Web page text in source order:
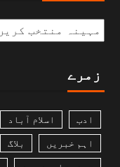
زمرے
ادب اسلام آباد
اہم خبریں بلاگ